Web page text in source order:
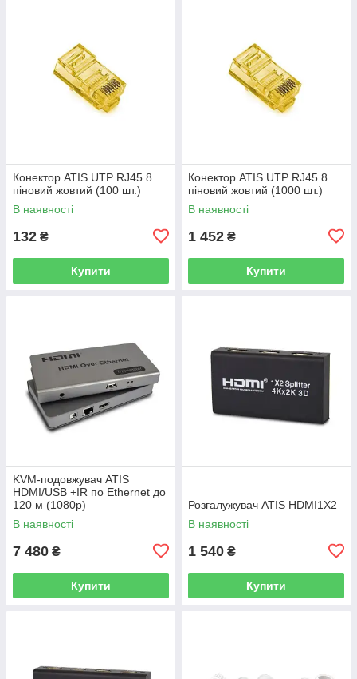
Конектор ATIS UTP RJ45 8
піновий жовтий (100 шт.)
В наявності
132 ₴
Купити
Конектор ATIS UTP RJ45 8
піновий жовтий (1000 шт.)
В наявності
1 452 ₴
Купити
KVM-подовжувач ATIS
HDMI/USB +IR по Ethernet до
120 м (1080p)
В наявності
7 480 ₴
Купити
Розгалужувач ATIS HDMI1X2
В наявності
1 540 ₴
Купити